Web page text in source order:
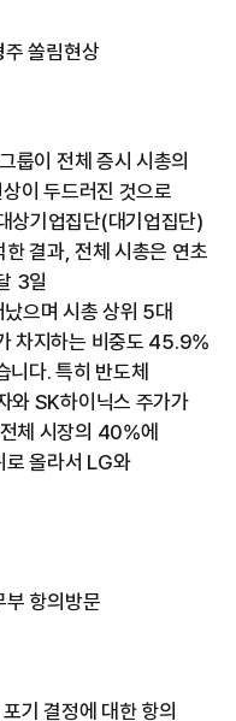
쏠림현상
룹이 전체 증시 시총의
이 두드러진 것으로
상기업집단(대기업집단)
결과, 전체 시총은 연초
3일
으며 시총 상위 5대
차지하는 비중도 45.9%
다. 특히 반도체
와 SK하이닉스 주가가
체 시장의 40%에
로 올라서 LG와
항의방문
기 결정에 대한 항의